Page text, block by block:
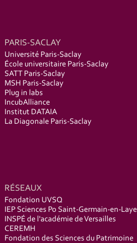
PARIS-SACLAY
Université Paris-Saclay
École universitaire Paris-Saclay
SATT Paris-Saclay
MSH Paris-Saclay
Plug in labs
IncubAlliance
Institut DATAIA
La Diagonale Paris-Saclay
RÉSEAUX
Fondation UVSQ
IEP Sciences Po Saint-Germain-en-Laye
INSPÉ de l'académie de Versailles
CEREMH
Fondation des Sciences du Patrimoine